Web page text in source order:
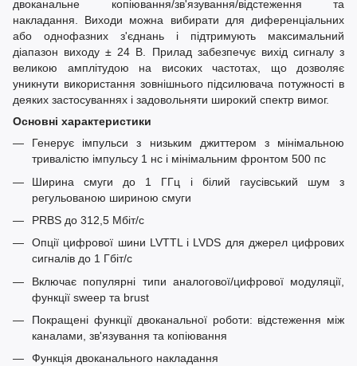
двоканальне копіювання/зв'язування/відстеження та
накладання. Виходи можна вибирати для диференціальних
або однофазних з'єднань і підтримують максимальний
діапазон виходу ± 24 В. Прилад забезпечує вихід сигналу з
великою амплітудою на високих частотах, що дозволяє
уникнути використання зовнішнього підсилювача потужності в
деяких застосуваннях і задовольняти широкий спектр вимог.
Основні характеристики
Генерує імпульси з низьким джиттером з мінімальною
тривалістю імпульсу 1 нс і мінімальним фронтом 500 пс
Ширина смуги до 1 ГГц і білий гаусівський шум з
регульованою шириною смуги
PRBS до 312,5 Мбіт/с
Опції цифрової шини LVTTL і LVDS для джерел цифрових
сигналів до 1 Гбіт/с
Включає популярні типи аналогової/цифрової модуляції,
функції sweep та brust
Покращені функції двоканальної роботи: відстеження між
каналами, зв'язування та копіювання
Функція двоканального накладання